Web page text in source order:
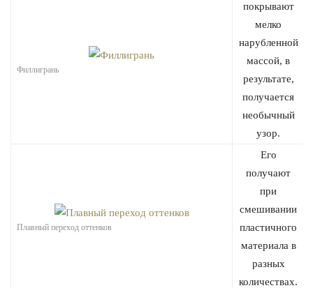
Филлигрань
покрывают
мелко
нарубленной
массой, в
результате,
получается
необычный
узор.
Плавный переход оттенков
Его
получают
при
смешивании
пластичного
материала в
разных
количествах.